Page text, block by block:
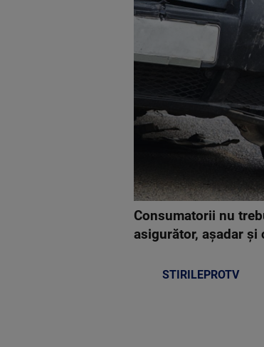
Consumatorii nu
asigurător, așadar și
STIRILEPROTV